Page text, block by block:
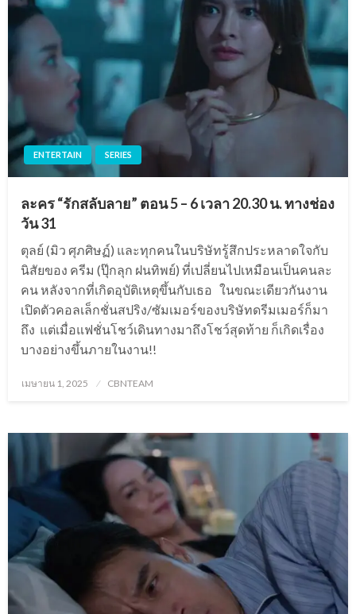
ENTERTAIN SERIES
ละคร “รักสลับลาย” ตอน 5 – 6 เวลา 20.30 น. ทางช่อง
วัน 31
ตุลย์ (มิว ศุภศิษฏ์) และทุกคนในบริษัทรู้สึกประหลาดใจกับ
นิสัยของ ครีม (ปุ๊กลุก ฝนทิพย์) ที่เปลี่ยนไปเหมือนเป็นคนละ
คน หลังจากที่เกิดอุบัติเหตุขึ้นกับเธอ ในขณะเดียวกันงาน
เปิดตัวคอลเล็กชั่นสปริง/ซัมเมอร์ของบริษัทดรีมเมอร์ก็มา
ถึง แต่เมื่อแฟชั่นโชว์เดินทางมาถึงโชว์สุดท้าย ก็เกิดเรื่อง
บางอย่างขึ้นภายในงาน!!
Posted
เมษายน 1, 2025 CBNTEAM